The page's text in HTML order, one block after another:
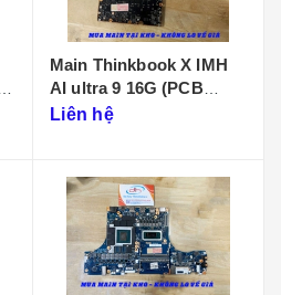
Main Thinkbook X IMH
AI ultra 9 16G (PCB
KB340 NMF641)
Liên hệ